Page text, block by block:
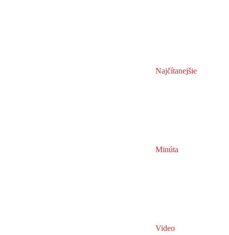
Najčítanejšie
Minúta
Video